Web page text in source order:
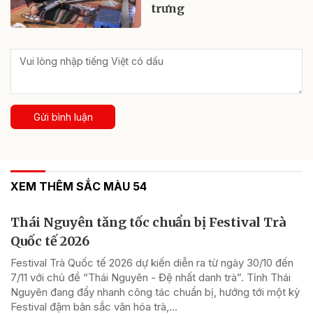
trưng
Gửi bình luận
XEM THÊM SẮC MÀU 54
Thái Nguyên tăng tốc chuẩn bị Festival Trà
Quốc tế 2026
Festival Trà Quốc tế 2026 dự kiến diễn ra từ ngày 30/10 đến
7/11 với chủ đề “Thái Nguyên - Đệ nhất danh trà”. Tỉnh Thái
Nguyên đang đẩy nhanh công tác chuẩn bị, hướng tới một kỳ
Festival đậm bản sắc văn hóa trà,...